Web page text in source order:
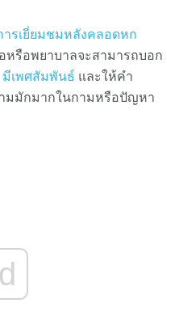
ารเยี่ยมชมหลังคลอดหก
รือพยาบาลจะสามารถบอก
มีเพศสัมพันธ์ และให้คำ
มมักมากในกามหรือปัญหา